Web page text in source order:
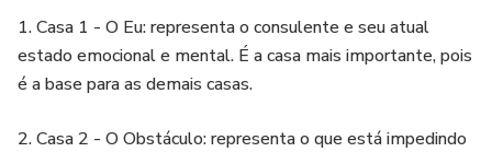
1. Casa 1 - O Eu: representa o consulente e seu atual
estado emocional e mental. É a casa mais importante, pois
é a base para as demais casas.
2. Casa 2 - O Obstáculo: representa o que está impedindo